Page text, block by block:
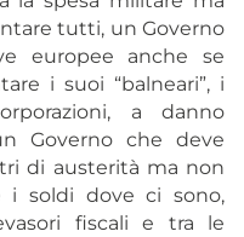
tutti, un Governo
europee anche se
i suoi “balneari”, i
a danno
Governo che deve
di austerità ma non
soldi dove ci sono,
fiscali e tra le